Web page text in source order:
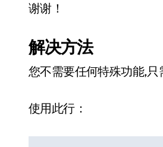
谢谢！
解决方法
您不需要任何特殊功能,
使用此行：